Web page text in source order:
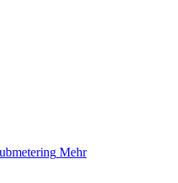
Mehr